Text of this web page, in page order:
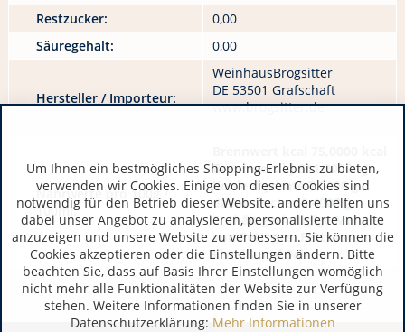
Restzucker:
0,00
Säuregehalt:
0,00
Hersteller / Importeur:
WeinhausBrogsitter
DE 53501 Grafschaft
www.brogsitter.de
Nährwerte pro 100g /
100ml:
Brennwert kJ 311,0000 kJ
Kohlenhydrate 7,0000 g
davon Zucker 6,4000 g
Enthält gerinfügige Mengen
von Fett, ges. Fettsäuren,
Eiweiß und Salz.
Um Ihnen ein bestmögliches Shopping-Erlebnis zu bieten,
verwenden wir Cookies. Einige von diesen Cookies sind
notwendig für den Betrieb dieser Website, andere helfen uns
dabei unser Angebot zu analysieren, personalisierte Inhalte
anzuzeigen und unsere Website zu verbessern. Sie können die
Cookies akzeptieren oder die Einstellungen ändern. Bitte
beachten Sie, dass auf Basis Ihrer Einstellungen womöglich
nicht mehr alle Funktionalitäten der Website zur Verfügung
stehen. Weitere Informationen finden Sie in unserer
Datenschutzerklärung: Mehr Informationen